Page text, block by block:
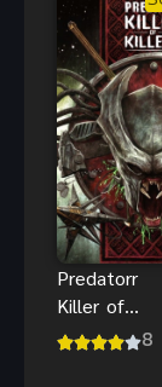
Tsuki ฮีลเลอ
ที่ถูกเตะออก
จากตี้ แท้จริง
แล้วแกร่งสุด
Predatorr
Killer of
Killers (2025)
8